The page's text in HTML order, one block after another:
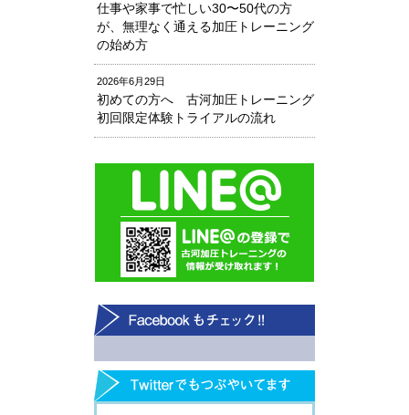
仕事や家事で忙しい30〜50代の方
が、無理なく通える加圧トレーニング
の始め方
2026年6月29日
初めての方へ 古河加圧トレーニング
初回限定体験トライアルの流れ